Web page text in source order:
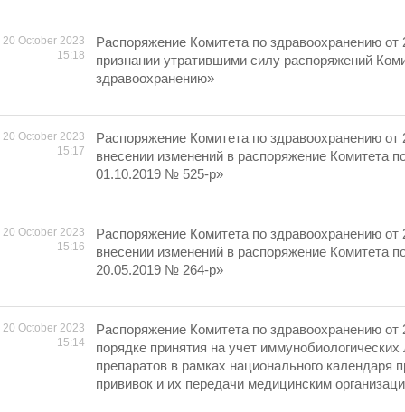
20 October 2023
15:18
Распоряжение Комитета по здравоохранению
признании утратившими силу распоряжений
здравоохранению»
20 October 2023
15:17
Распоряжение Комитета по здравоохранению
внесении изменений в распоряжение Комитета
01.10.2019 № 525-р»
20 October 2023
15:16
Распоряжение Комитета по здравоохранению
внесении изменений в распоряжение Комитета
20.05.2019 № 264-р»
20 October 2023
15:14
Распоряжение Комитета по здравоохранению
порядке принятия на учет
препаратов в рамках национального календаря
прививок и их передачи медицинским